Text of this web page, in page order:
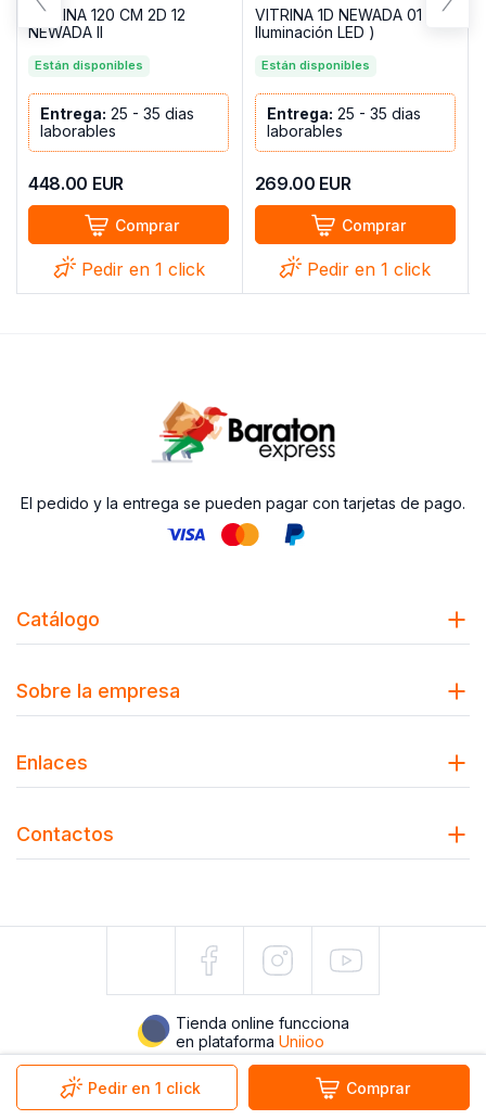
Pedir en 1 click Comprar
VITRINA 120 CM 2D 12
NEWADA II
Están disponibles
Entrega: 25 - 35 dias
laborables
448.00 EUR
Comprar
Pedir en 1 click
VITRINA 1D NEWADA 01 (
Iluminación LED )
Están disponibles
Entrega: 25 - 35 dias
laborables
269.00 EUR
Comprar
Pedir en 1 click
El pedido y la entrega se pueden pagar con tarjetas de pago.
Catálogo
Sobre la empresa
Enlaces
Contactos
Tienda online funcciona
en plataforma Uniioo